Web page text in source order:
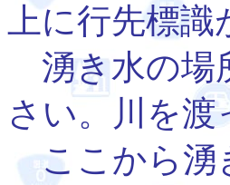
上に行先標
湧き水の場
さい。川を
ここから湧